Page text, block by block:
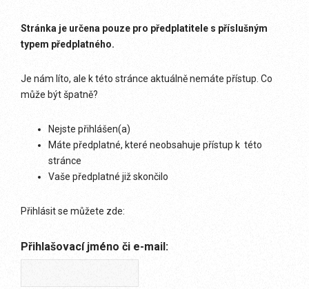
Stránka je určena pouze pro předplatitele s příslušným
typem předplatného.
Je nám líto, ale k této stránce aktuálně nemáte přístup. Co
může být špatně?
Nejste přihlášen(a)
Máte předplatné, které neobsahuje přístup k této
stránce
Vaše předplatné již skončilo
Přihlásit se můžete zde:
Přihlašovací jméno či e-mail: